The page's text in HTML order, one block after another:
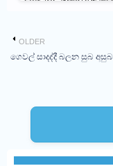
OLDER
ගෙවල් සාදද්දී බලන සුබ අසුබ